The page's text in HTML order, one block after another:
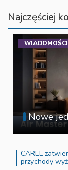
Najczęściej
Nowe
WIADOMOŚCI
CAREL
przychody